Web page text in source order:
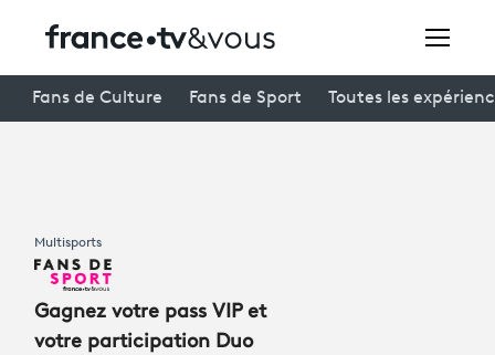
À la une
Participer et assister à une émission
Fans de Culture Fans de Sport Toutes les
Multisports
Gagnez votre pass VIP et
votre participation Duo